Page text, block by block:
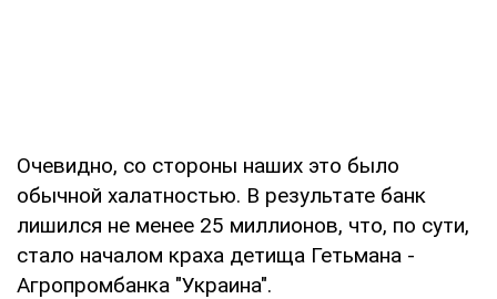
Очевидно, со стороны наших это было
обычной халатностью. В результате банк
лишился не менее 25 миллионов, что, по сути,
стало началом краха детища Гетьмана -
Агропромбанка "Украина".